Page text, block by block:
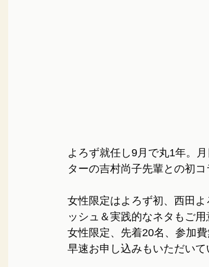
よろず就任し9月で丸1年。
ターの吉村尚子先輩との初
女性限定はよろず初、西田
ッシュ＆実践的なネタもご
女性限定、先着20名、参加
早速お申し込みもいただい